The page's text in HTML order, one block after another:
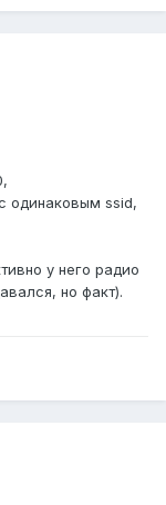
одинаковым ssid,
у него радио
но факт).